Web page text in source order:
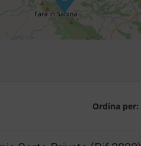
Ordina per: